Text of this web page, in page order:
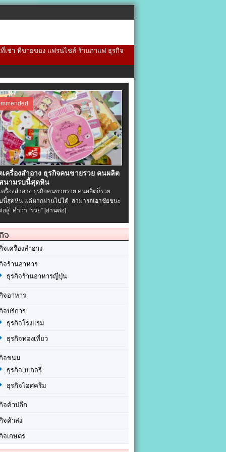
เช่า ที่ขายของ แฟรนไชส์ ร้านกาแฟ ธุรกิจ
เครื่องสําอาง ธุรกิจคนขายรวย คนผลิต
นามรบนี้สุดหิน
ครื่องสําอาง ธุรกิจคนขายรวย คนผลิตก็รวย
นี้สุดหิน แต่หากผ่านไปได้ สามารถเอาชัยชนะ
อสู้ คำว่า “รวย” [อ่านต่อ]
จ
จเครื่องสำอาง
จร้านอาหาร
ธุรกิจร้านอาหารญี่ปุ่น
จอาหาร
จบริการ
ธุรกิจโรงแรม
ธุรกิจท่องเที่ยว
จขนม
ธุรกิจเบเกอรี่
ธุรกิจไอศครีม
จค้าปลีก
จค้าส่ง
จเกษตร